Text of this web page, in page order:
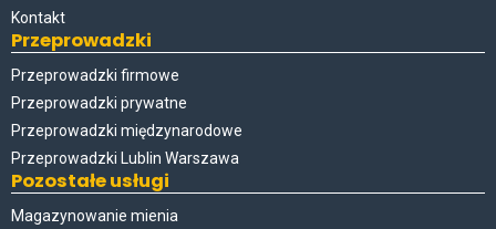
Kontakt
Przeprowadzki
Przeprowadzki firmowe
Przeprowadzki prywatne
Przeprowadzki międzynarodowe
Przeprowadzki Lublin Warszawa
Pozostałe usługi
Magazynowanie mienia